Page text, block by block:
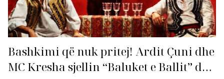
Bashkimi që nuk pritej! Ardit Çuni dhe
MC Kresha sjellin “Baluket e Ballit” dhe